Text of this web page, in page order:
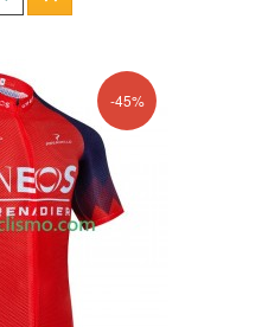
-45%